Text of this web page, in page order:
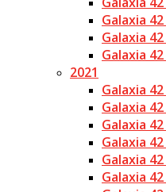
Galaxia
Galaxia
Galaxia
2021
Galaxia
Galaxia
Galaxia
Galaxia
Galaxia
Galaxia